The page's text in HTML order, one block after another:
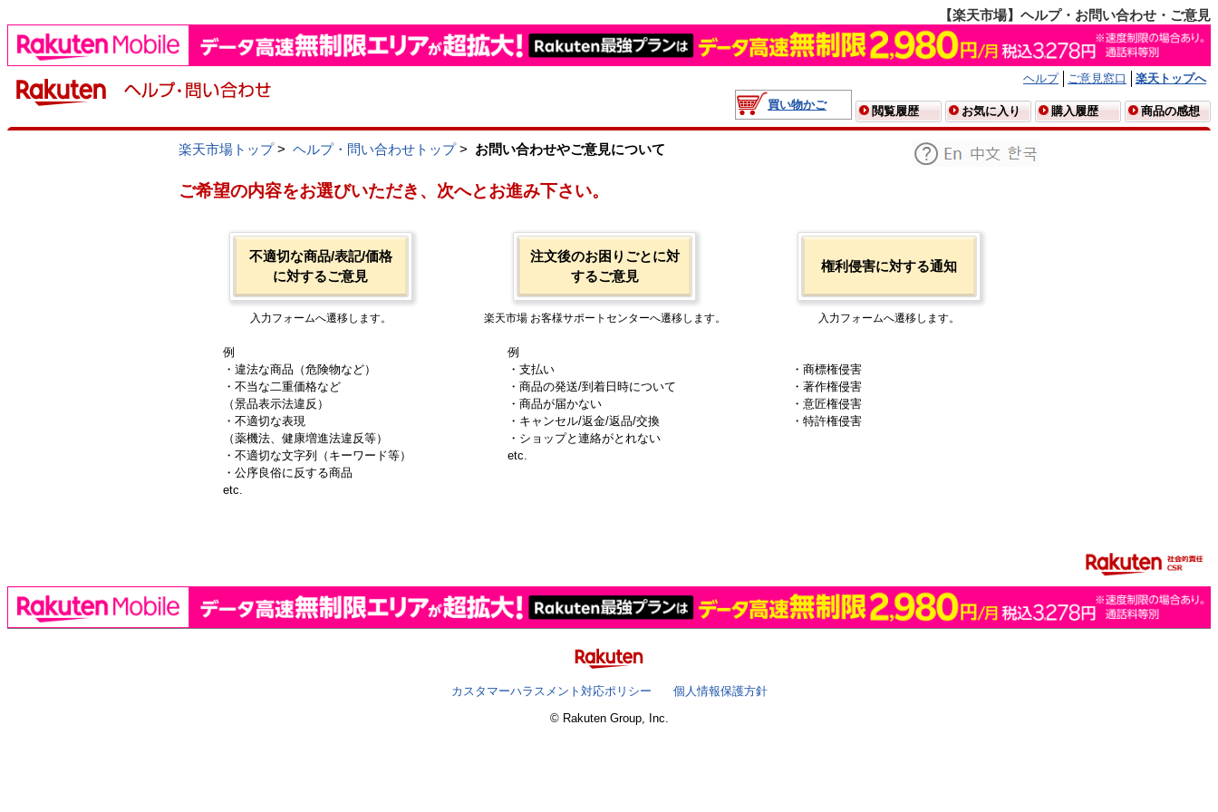
【楽天市場】ヘルプ・お問い合わせ・ご意見
ヘルプ ご意見窓口
楽天トップへ
買い物かご
閲覧履歴 お気に入り 購入履歴 商品の感想
楽天市場トップ> ヘルプ・問い合わせトップ> お問い合わせやご意見について
ご希望の内容をお選びいただき、次へとお進み下さい。
不適切な商品/表記/価格
に対するご意見
入力フォームへ遷移します。
例
・違法な商品（危険物など）
・不当な二重価格など
（景品表示法違反）
・不適切な表現
（薬機法、健康増進法違反等）
・不適切な文字列（キーワード等）
・公序良俗に反する商品
etc.
注文後のお困りごとに対
するご意見
楽天市場 お客様サポートセンターへ遷移します。
例
・支払い
・商品の発送/到着日時について
・商品が届かない
・キャンセル/返金/返品/交換
・ショップと連絡がとれない
etc.
権利侵害に対する通知
入力フォームへ遷移します。
・商標権侵害
・著作権侵害
・意匠権侵害
・特許権侵害
カスタマーハラスメント対応ポリシー
個人情報保護方針
© Rakuten Group, Inc.